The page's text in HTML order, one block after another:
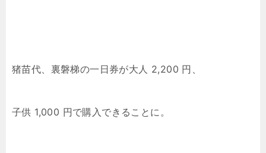
猪苗代、裏磐梯の一日券が大人 2,200 円、
子供 1,000 円で購入できることに。